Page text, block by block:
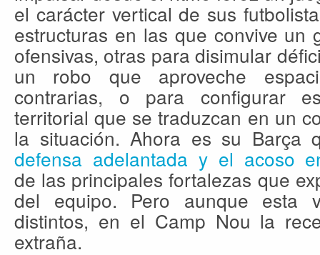
el carácter vertical de sus
estructuras en las que convive un
ofensivas, otras para disimular
un robo que aproveche
contrarias, o para configurar
territorial que se traduzcan en un
la situación. Ahora es su Barça
defensa adelantada y el acoso
de las principales fortalezas que
del equipo. Pero aunque esta
distintos, en el Camp Nou la
extraña.